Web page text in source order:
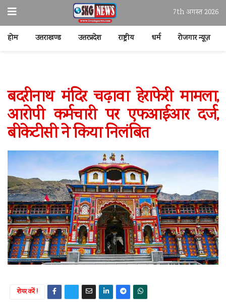
7th अगस्त 2026
होम उत्तराखण्ड उत्तरप्रदेश राष्ट्रीय धर्म रोजगार न्यूज़
बदरीनाथ मंदिर चढ़ावा हेराफेरी मामला,
आरोपी कर्मचारी पर एफआईआर दर्ज,
बीकेटीसी ने किया निलंबित
शेयर करें !